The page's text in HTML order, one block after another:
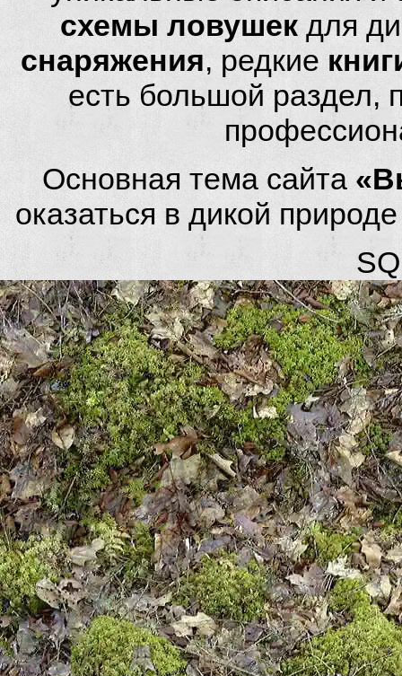
схемы ловушек для
снаряжения, редкие
есть большой
Основная тема сайта
оказаться в дикой